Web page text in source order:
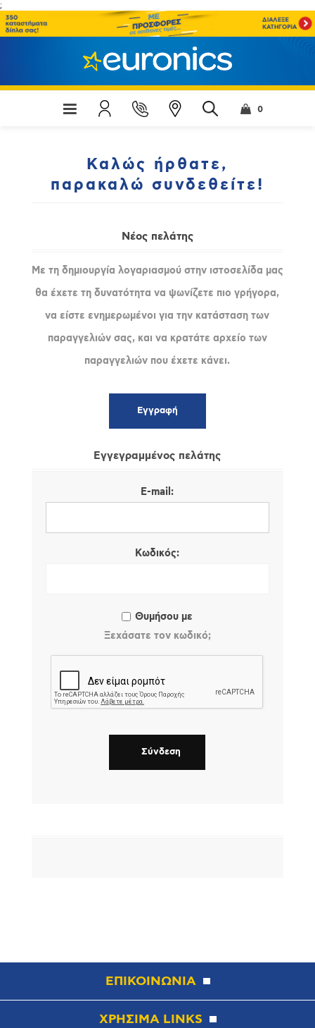
;
0
Καλώς ήρθατε,
παρακαλώ συνδεθείτε!
Νέος πελάτης
Με τη δημιουργία λογαριασμού στην ιστοσελίδα μας
θα έχετε τη δυνατότητα να ψωνίζετε πιο γρήγορα,
να είστε ενημερωμένοι για την κατάσταση των
παραγγελιών σας, και να κρατάτε αρχείο των
παραγγελιών που έχετε κάνει.
Εγγεγραμμένος πελάτης
E-mail:
Κωδικός:
Θυμήσου με
Ξεχάσατε τον κωδικό;
ΕΠΙΚΟΙΝΩΝΙΑ
ΧΡΗΣΙΜΑ LINKS